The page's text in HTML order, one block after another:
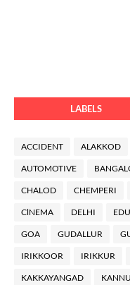
LABELS
ACCIDENT ALAKKOD
AUTOMOTIVE
CHALOD CHEMPERI
ClNEMA DELHI
GOA GUDALLUR
IRIKKOOR IRIKKUR
KAKKAYANGAD